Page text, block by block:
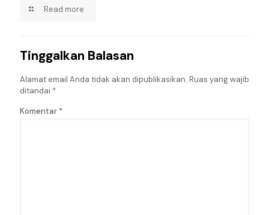
Read more
Tinggalkan Balasan
Alamat email Anda tidak akan dipublikasikan. Ruas yang wajib
ditandai *
Komentar *